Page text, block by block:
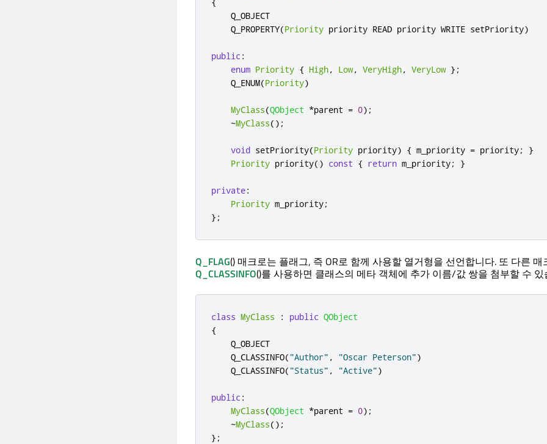
    Q_OBJECT
    Q_PROPERTY
(Priority priority READ priority WRITE setPriority)
public :
enum Priority { High, Low, VeryHigh, VeryLow };
    Q_ENUM
(Priority)
MyClass(QObject *parent = 0);
~MyClass();
void setPriority(Priority priority) { m_priority = priority;
}
Priority priority() const { return m_priority; }
private:
Priority m_priority;
};
Q_FLAG() 매크로는 플래그, 즉 OR로 함께 사용할 열거형을 선언합니다. 또 다른 매
Q_CLASSINFO()를 사용하면 클래스의 메타 객체에 추가 이름/값 쌍을 첨부할 수 있
class MyClass : public QObject
{
    Q_OBJECT
    Q_CLASSINFO
( "Author" , "Oscar Peterson")
    Q_CLASSINFO
( "Status" , "Active")
public :
MyClass(QObject *parent = 0);
~MyClass();
};